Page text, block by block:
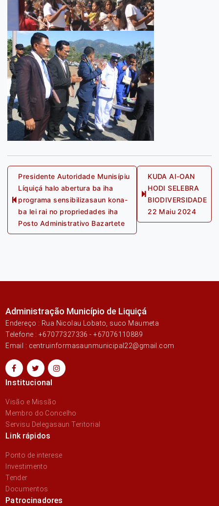
Post
navigation
Previous
post:
Presidente Autoridade Munisípiu
Líquiçá halo abertura ba iha
programa sensibilizasaun kona-
ba lei rai no propriedades iha
Posto Administrativo Bazartete
Next
post:
KUDA AI-OAN
HODI SELEBRA
BIODIVERSIDADE
22 Maiu 2024
Administração Município de Liquiçá
Endereço : Rua Nicolau Lobato, suco Maumeta
Telefone : +67077327336 - +67076110889
Email : centruinformasaunmunicipal22@gmail.com
Institucional
Visão e Missão
Membro do Concelho
Servisu Delegasaun Teritorial
Link rápidos
Ponto de interese
Investimento
Tender
Documentos
Patrocinadores